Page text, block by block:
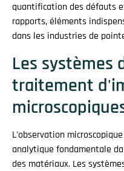
quantification des défauts
rapports, éléments
dans les industries de
Les systèmes
traitement
L'observation
analytique fondamentale
des matériaux. Les